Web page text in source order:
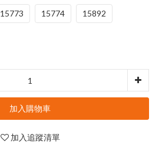
15773 15774 15892
加入購物車
加入追蹤清單